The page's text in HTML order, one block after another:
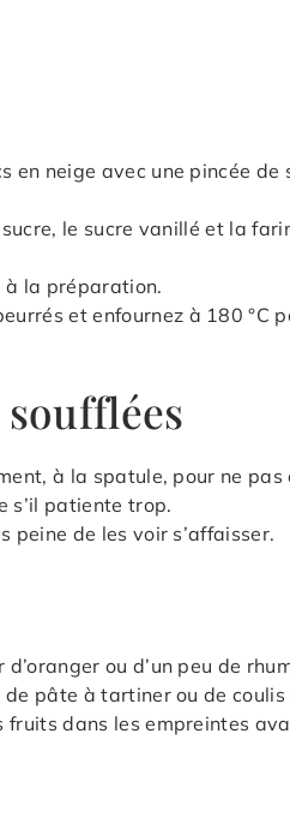
en neige avec une pincée de
le sucre vanillé et la
à la préparation.
et enfournez à 180 °C
à la spatule, pour ne pas
s’il patiente trop.
peine de les voir s’affaisser.
ou d’un peu de
pâte à tartiner ou de
dans les empreintes